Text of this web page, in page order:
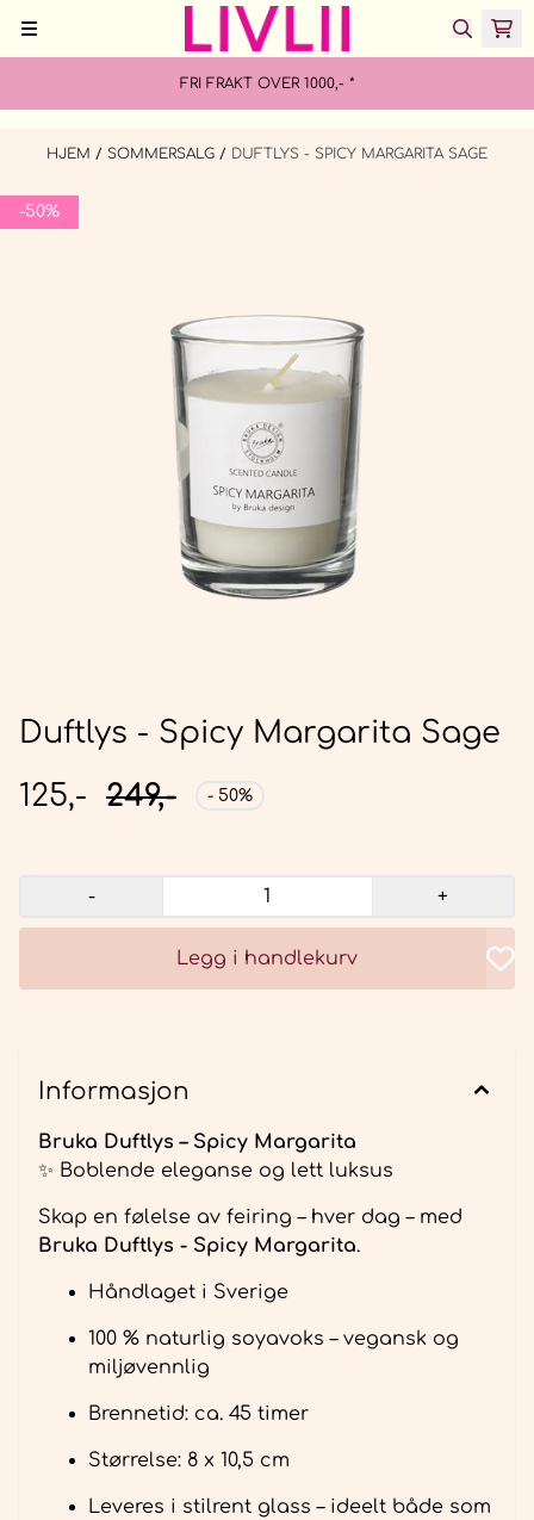
Hopp til innhold
FRI FRAKT OVER 1000,- *
HJEM / SOMMERSALG / DUFTLYS - SPICY MARGARITA SAGE
-50%
Duftlys - Spicy Margarita Sage
125,- 249,- - 50%
- +
Legg i handlekurv
Informasjon
Bruka Duftlys – Spicy Margarita
✨ Boblende eleganse og lett luksus
Skap en følelse av feiring – hver dag – med
Bruka Duftlys - Spicy Margarita.
Håndlaget i Sverige
100 % naturlig soyavoks – vegansk og
miljøvennlig
Brennetid: ca. 45 timer
Størrelse: 8 x 10,5 cm
Leveres i stilrent glass – ideelt både som